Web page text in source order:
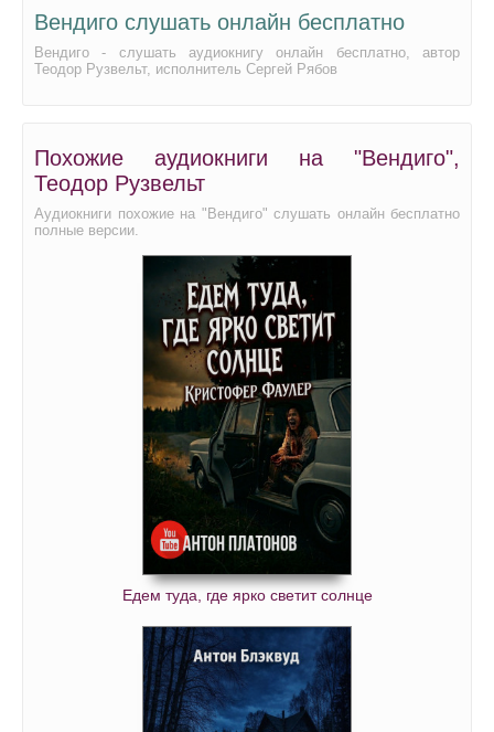
Вендиго слушать онлайн бесплатно
Вендиго - слушать аудиокнигу онлайн бесплатно, автор
Теодор Рузвельт, исполнитель Сергей Рябов
Похожие аудиокниги на "Вендиго",
Теодор Рузвельт
Аудиокниги похожие на "Вендиго" слушать онлайн бесплатно
полные версии.
Едем туда, где ярко светит солнце